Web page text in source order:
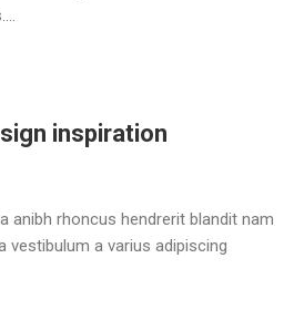
inspiration
anibh rhoncus hendrerit blandit nam
vestibulum a varius adipiscing